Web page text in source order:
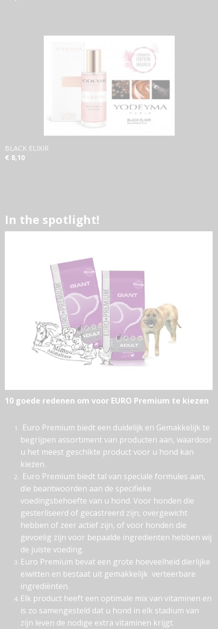
BLACK ELIXIR
€ 8,10
In the spotlight!
10 goede redenen om voor EURO Premium te kiezen
Euro Premium biedt een duidelijk en Gemakkelijk te
begrijpen assortiment van producten aan, waardoor
u het meest geschikte product voor u hond kan
kiezen.
Euro Premium biedt tal van speciale formules aan,
die beantwoorden aan de specifieke
voedingsbehoefte van u hond. Voor honden die
gesterliseerd of gecastreerd zijn, overgewicht
hebben of zeer actief zijn, of voor honden die
gevoelig zijn voor bepaalde ingredienten hebben wij
de juiste voeding.
Euro Premium bevat een grote hoeveelheid dierlijke
eiwitten en bestaat uit gemakkelijk verteerbare
ingrediënten.
Elk product heeft een optimale mix van vitaminen en
is zo samengesteld dat u hond in elk stadium van
zijn leven de nodige extra vitaminen krijgt.